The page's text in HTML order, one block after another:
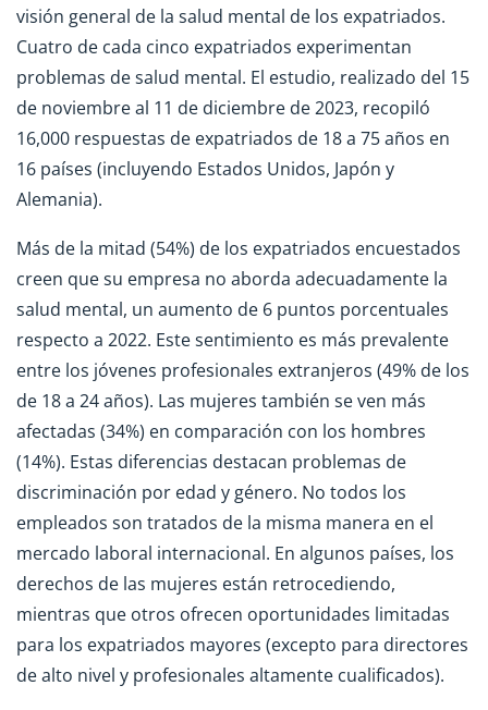
visión general de la salud mental de los expatriados.
Cuatro de cada cinco expatriados experimentan
problemas de salud mental. El estudio, realizado del 15
de noviembre al 11 de diciembre de 2023, recopiló
16,000 respuestas de expatriados de 18 a 75 años en
16 países (incluyendo Estados Unidos, Japón y
Alemania).
Más de la mitad (54%) de los expatriados encuestados
creen que su empresa no aborda adecuadamente la
salud mental, un aumento de 6 puntos porcentuales
respecto a 2022. Este sentimiento es más prevalente
entre los jóvenes profesionales extranjeros (49% de los
de 18 a 24 años). Las mujeres también se ven más
afectadas (34%) en comparación con los hombres
(14%). Estas diferencias destacan problemas de
discriminación por edad y género. No todos los
empleados son tratados de la misma manera en el
mercado laboral internacional. En algunos países, los
derechos de las mujeres están retrocediendo,
mientras que otros ofrecen oportunidades limitadas
para los expatriados mayores (excepto para directores
de alto nivel y profesionales altamente cualificados).